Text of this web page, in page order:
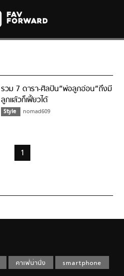
รวม 7 ดารา-ศิลปิน”พ่อลูกอ่อน”ถึงมี
ลูกแล้วก็เฟี้ยวได้
Style nomad609
1
คาเฟ่น่านั่ง
smartphone